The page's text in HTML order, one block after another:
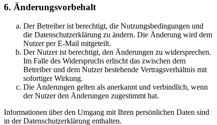
6. Änderungsvorbehalt
Der Betreiber ist berechtigt, die Nutzungsbedingungen und
die Datenschutzerklärung zu ändern. Die Änderung wird dem
Nutzer per E-Mail mitgeteilt.
Der Nutzer ist berechtigt, den Änderungen zu widersprechen.
Im Falle des Widerspruchs erlischt das zwischen dem
Betreiber und dem Nutzer bestehende Vertragsverhältnis mit
sofortiger Wirkung.
Die Änderungen gelten als anerkannt und verbindlich, wenn
der Nutzer den Änderungen zugestimmt hat.
Informationen über den Umgang mit Ihren persönlichen Daten sind
in der Datenschutzerklärung enthalten.